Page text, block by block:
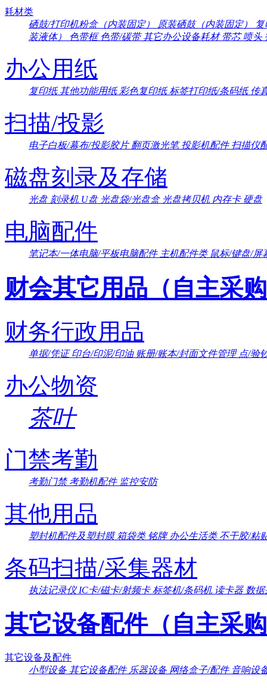
耗材类
硒鼓/打印机粉盒（内装固定）
原装硒鼓（内装固定）
装液体）
色带框色带/碳带其它办公设备耗材 带芯喷头
办公用纸
复印纸其他功能用纸彩色复印纸标签打印纸/条码纸传
扫描/投影
电子白板/幕布/投影胶片翻页激光笔投影机配件 扫描仪
磁盘刻录及存储
光盘 刻录机 U盘 光盘袋/光盘盒 光盘拷贝机 内存卡 硬盘
电脑配件
笔记本/一体电脑/平板电脑配件 主机配件类 鼠标/键盘/屏
财会其它用品（自主采
财务行政用品
单据/凭证印台/印泥/印油 账册/账本/封面文件管理 点/验
办公物资
茶叶
门禁考勤
考勤门禁考勤机配件 监控安防
其他用品
塑封机配件及塑封膜箱袋类铭牌 办公生活类不干胶/粘
条码扫描/采集器材
执法记录仪IC卡/磁卡/射频卡标签机/条码机 读卡器 数
其它设备配件（自主采
其它设备及配件
小型设备 其它设备配件 乐器设备 网络盒子/配件 音响设